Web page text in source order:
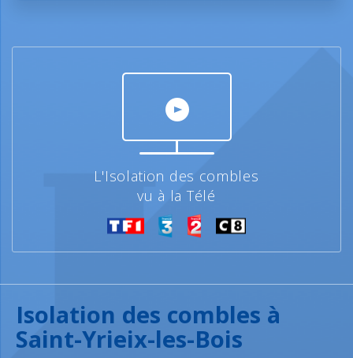
L'Isolation des combles
vu à la Télé
Isolation des combles à
Saint-Yrieix-les-Bois